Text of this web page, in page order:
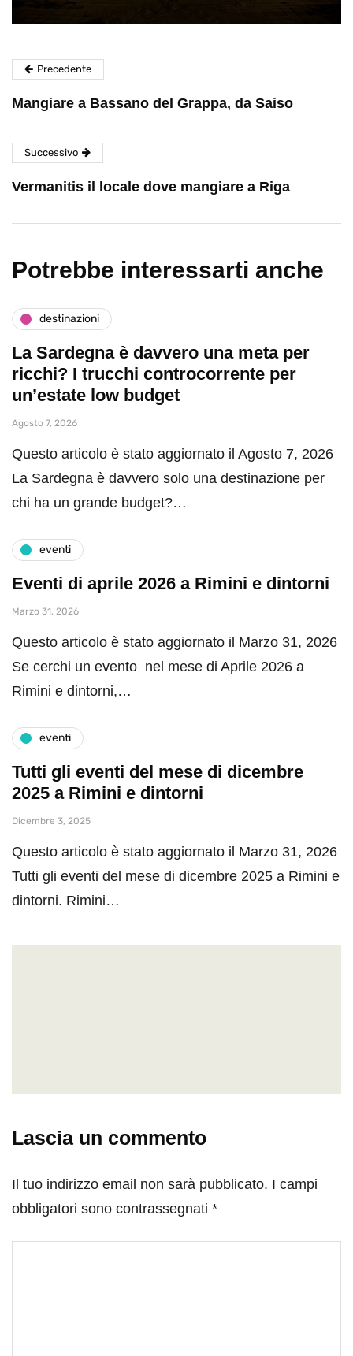
Precedente
Mangiare a Bassano del Grappa, da Saiso
Successivo
Vermanitis il locale dove mangiare a Riga
Potrebbe interessarti anche
destinazioni
La Sardegna è davvero una meta per
ricchi? I trucchi controcorrente per
un’estate low budget
Agosto 7, 2026
Questo articolo è stato aggiornato il Agosto 7, 2026
La Sardegna è davvero solo una destinazione per
chi ha un grande budget?…
eventi
Eventi di aprile 2026 a Rimini e dintorni
Marzo 31, 2026
Questo articolo è stato aggiornato il Marzo 31, 2026
Se cerchi un evento nel mese di Aprile 2026 a
Rimini e dintorni,…
eventi
Tutti gli eventi del mese di dicembre
2025 a Rimini e dintorni
Dicembre 3, 2025
Questo articolo è stato aggiornato il Marzo 31, 2026
Tutti gli eventi del mese di dicembre 2025 a Rimini e
dintorni. Rimini…
Lascia un commento
Il tuo indirizzo email non sarà pubblicato. I campi
obbligatori sono contrassegnati *